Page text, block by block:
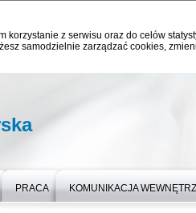
korzystanie z serwisu oraz do celów
samodzielnie zarządzać cookies,
PRACA KOMUNIKACJA